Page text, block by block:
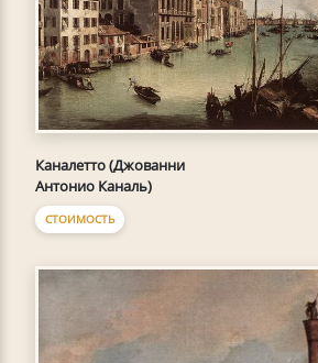
Каналетто (Джованни
Антонио Каналь)
СТОИМОСТЬ